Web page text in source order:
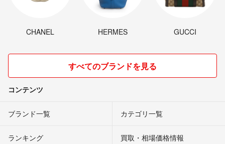
CHANEL HERMES GUCCI
すべてのブランドを見る
コンテンツ
ブランド一覧 カテゴリ一覧
ランキング 買取・相場価格情報